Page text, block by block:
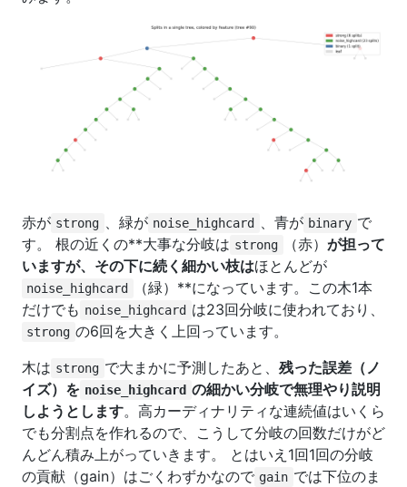
赤が strong 、緑が noise_highcard 、青が binary で
す。 根の近くの**大事な分岐は strong （赤） が担って
いますが、その下に続く細かい枝はほとんどが
noise_highcard
（緑）**になっています。この木1本
だけでも noise_highcard は23回分岐に使われており、
strong の6回を大きく上回っています。
木は strong で大まかに予測したあと、 残った誤差（ノ
イズ）を noise_highcard の細かい分岐で無理やり説明
しようとします。高カーディナリティな連続値はいくら
でも分割点を作れるので、こうして分岐の回数だけがど
んどん積み上がっていきます。 とはいえ1回1回の分岐
の貢献（gain）はごくわずかなので gain では下位のま